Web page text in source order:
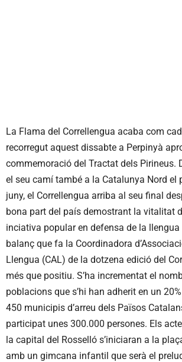
La Flama del Correllengua acaba com
recorregut aquest dissabte a Perpinyà
commemoració del Tractat dels Pirineus.
el seu camí també a la Catalunya Nord el
juny, el Correllengua arriba al seu final
bona part del país demostrant la vitalitat
inciativa popular en defensa de la llengua
balanç que fa la Coordinadora
Llengua (CAL) de la dotzena edició del
més que positiu. S’ha incrementat el
poblacions que s’hi han adherit en un
450 municipis d’arreu dels Països
participat unes 300.000 persones. Els
la capital del Rosselló s’iniciaran a la
amb un gimcana infantil que serà el